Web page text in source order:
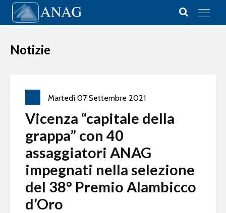
Vai al contenuto
Main Navigation
Notizie
Martedì 07 Settembre 2021
Vicenza “capitale della
grappa” con 40
assaggiatori ANAG
impegnati nella selezione
del 38° Premio Alambicco
d’Oro